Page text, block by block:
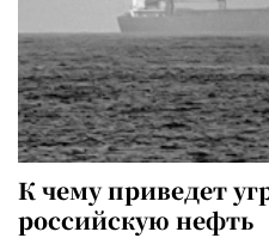
К чему приведет
российскую нефть